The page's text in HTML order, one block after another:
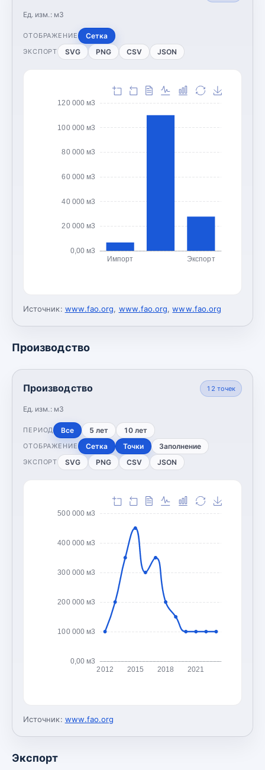
Ед. изм.: м3
ОТОБРАЖЕНИЕ Сетка
ЭКСПОРТ SVG PNG CSV JSON
0,00 м3
20 000 м3
40 000 м3
60 000 м3
80 000 м3
100 000 м3
120 000 м3
Импорт Экспорт
Источник: www.fao.org, www.fao.org,www.fao.org
Производство
Производство
Ед. изм.: м3
12 точек
ПЕРИОД Все 5 лет 10 лет
ОТОБРАЖЕНИЕ Сетка Точки Заполнение
ЭКСПОРТ SVG PNG CSV JSON
0,00 м3
100 000 м3
200 000 м3
300 000 м3
400 000 м3
500 000 м3
2012 2015 2018 2021
Источник: www.fao.org
Экспорт